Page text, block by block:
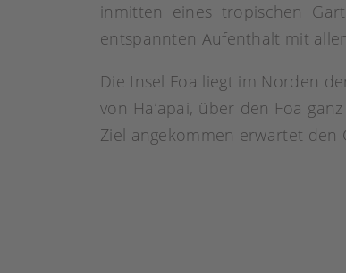
inmitten eines tropischen
entspannten Aufenthalt mit
Die Insel Foa liegt im Norden
von Ha’apai, über den Foa
Ziel angekommen erwartet den